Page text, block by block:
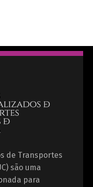
de Transportes
são uma
para